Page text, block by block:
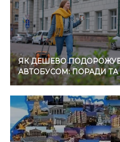
ЯК ДЕШЕВО
АВТОБУСОМ: ПОРАДИ